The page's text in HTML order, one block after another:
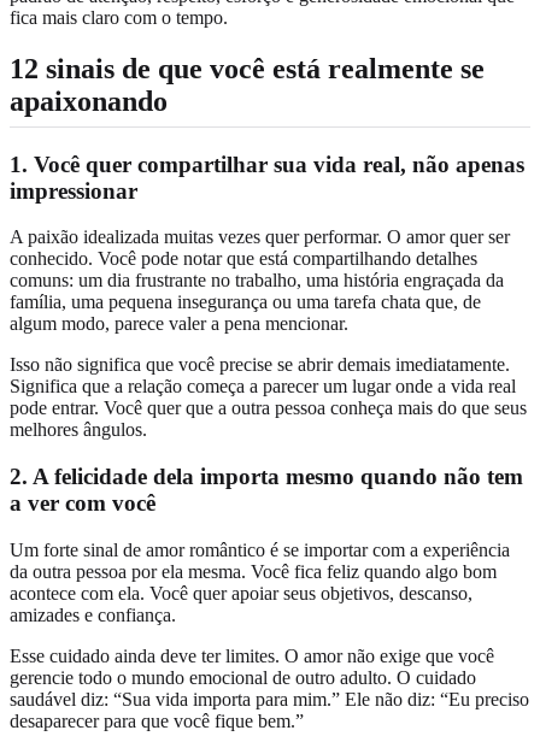
fica mais claro com o tempo.
12 sinais de que você está realmente se
apaixonando
1. Você quer compartilhar sua vida real, não apenas
impressionar
A paixão idealizada muitas vezes quer performar. O amor quer ser
conhecido. Você pode notar que está compartilhando detalhes
comuns: um dia frustrante no trabalho, uma história engraçada da
família, uma pequena insegurança ou uma tarefa chata que, de
algum modo, parece valer a pena mencionar.
Isso não significa que você precise se abrir demais imediatamente.
Significa que a relação começa a parecer um lugar onde a vida real
pode entrar. Você quer que a outra pessoa conheça mais do que seus
melhores ângulos.
2. A felicidade dela importa mesmo quando não tem
a ver com você
Um forte sinal de amor romântico é se importar com a experiência
da outra pessoa por ela mesma. Você fica feliz quando algo bom
acontece com ela. Você quer apoiar seus objetivos, descanso,
amizades e confiança.
Esse cuidado ainda deve ter limites. O amor não exige que você
gerencie todo o mundo emocional de outro adulto. O cuidado
saudável diz: “Sua vida importa para mim.” Ele não diz: “Eu preciso
desaparecer para que você fique bem.”